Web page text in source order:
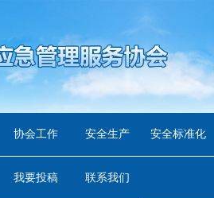
协会工作 安全生产 安全标准化
我要投稿 联系我们